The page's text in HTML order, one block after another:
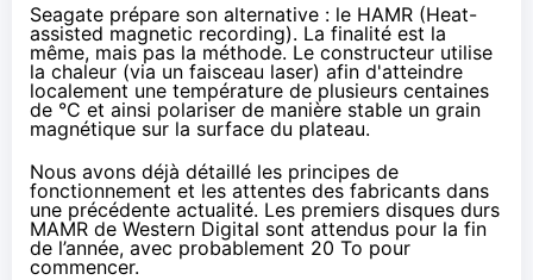
Seagate prépare son alternative : le HAMR (Heat-
assisted magnetic recording). La finalité est la
même, mais pas la méthode. Le constructeur utilise
la chaleur (via un faisceau laser) afin d'atteindre
localement une température de plusieurs centaines
de °C et ainsi polariser de manière stable un grain
magnétique sur la surface du plateau.
Nous avons déjà détaillé les principes de
fonctionnement et les attentes des fabricants dans
une précédente actualité. Les premiers disques durs
MAMR de Western Digital sont attendus pour la fin
de l’année, avec probablement 20 To pour
commencer.